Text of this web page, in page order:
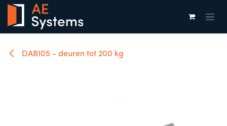
Overslaan naar inhoud
DAB105 - deuren tot 200 kg